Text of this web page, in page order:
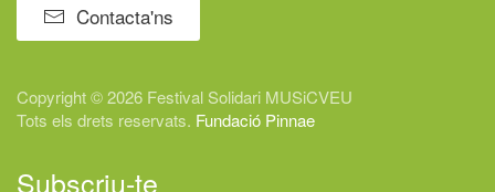
Contacta'ns
Copyright © 2026 Festival Solidari MUSiCVEU
Tots els drets reservats. Fundació Pinnae
Subscriu-te